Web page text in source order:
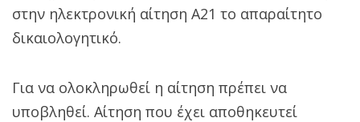
στην ηλεκτρονική αίτηση Α21 το απαραίτητο
δικαιολογητικό.
Για να ολοκληρωθεί η αίτηση πρέπει να
υποβληθεί. Αίτηση που έχει αποθηκευτεί